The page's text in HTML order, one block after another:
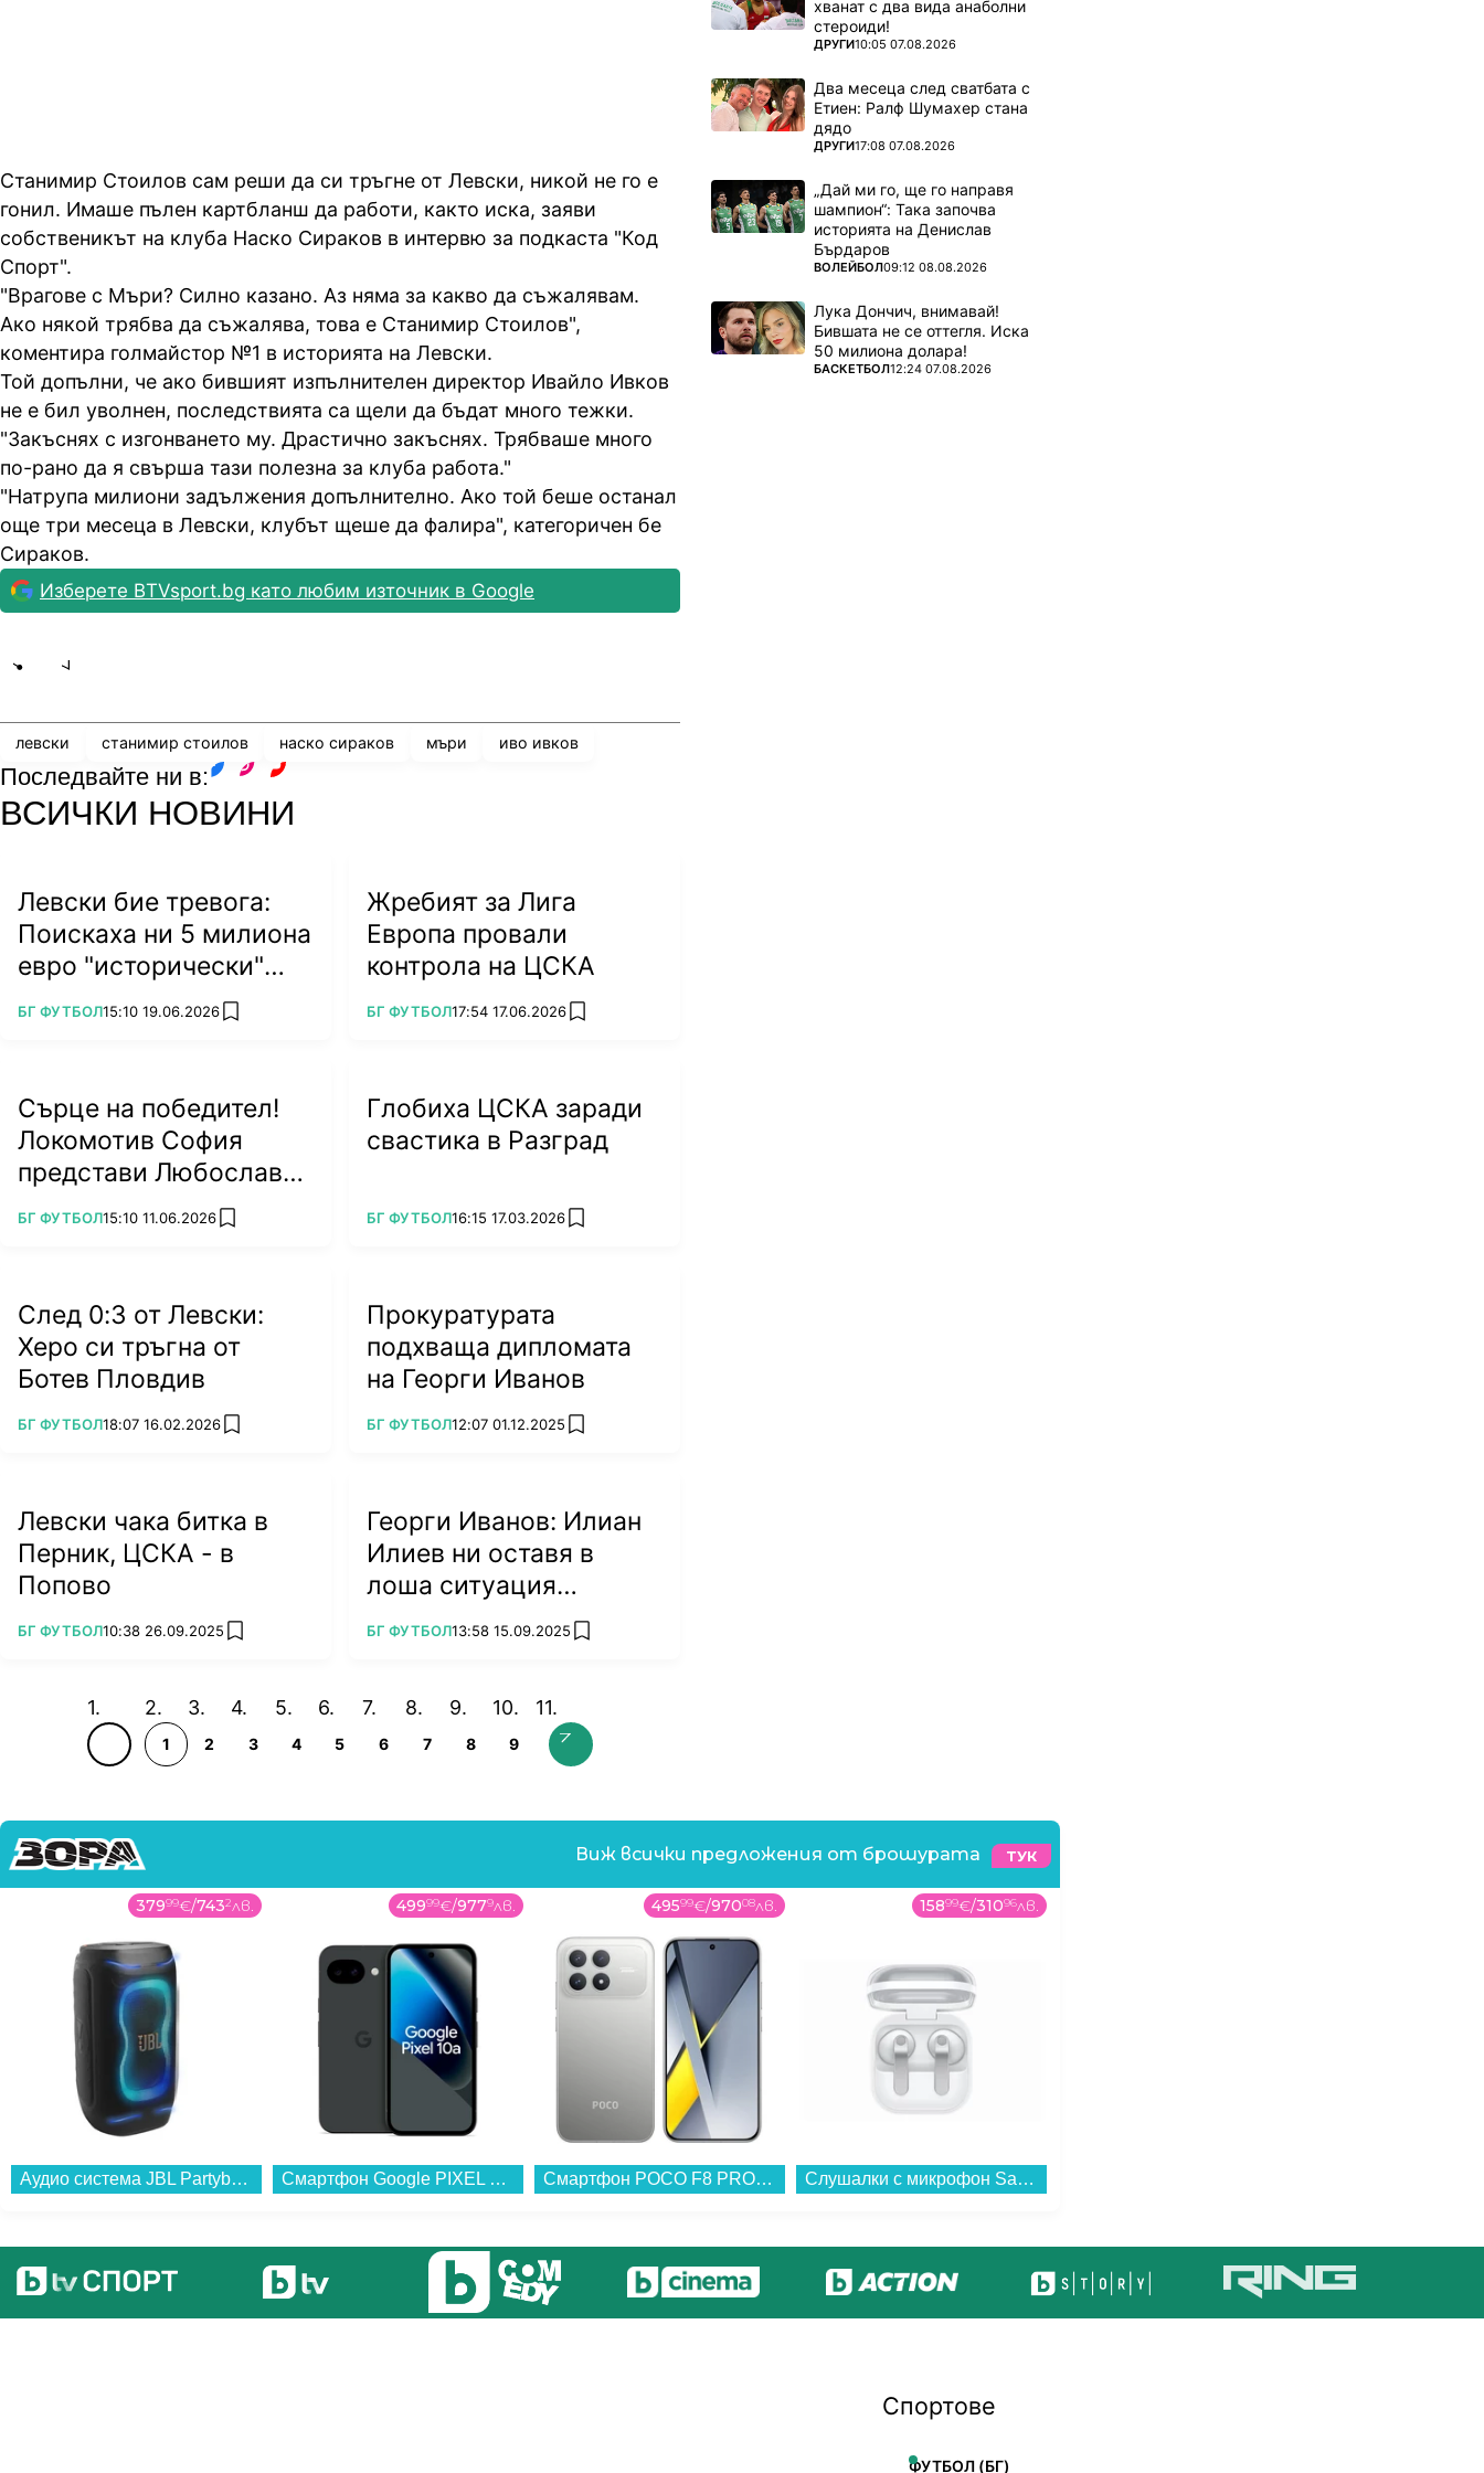
Станимир Стоилов сам реши да си тръгне от Левски, никой не го е
гонил. Имаше пълен картбланш да работи, както иска, заяви
собственикът на клуба Наско Сираков в интервю за подкаста "Код
Спорт".
"Врагове с Мъри? Силно казано. Аз няма за какво да съжалявам.
Ако някой трябва да съжалява, това е Станимир Стоилов",
коментира голмайстор №1 в историята на Левски.
Той допълни, че ако бившият изпълнителен директор Ивайло Ивков
не е бил уволнен, последствията са щели да бъдат много тежки.
"Закъснях с изгонването му. Драстично закъснях. Трябваше много
по-рано да я свърша тази полезна за клуба работа."
"Натрупа милиони задължения допълнително. Ако той беше останал
още три месеца в Левски, клубът щеше да фалира", категоричен бе
Сираков.
Изберете BTVsport.bg като любим източник в Google
левски станимир стоилов наско сираков мъри иво ивков
Последвайте ни в:
ВСИЧКИ НОВИНИ
Левски бие тревога:
Поискаха ни 5 милиона
евро "исторически"
дълг
ПОВЕЧЕ ОТ
БГ ФУТБОЛ15:10 19.06.2026 add favorites
Жребият за Лига
Европа провали
контрола на ЦСКА
ПОВЕЧЕ ОТ
БГ ФУТБОЛ17:54 17.06.2026 add favorites
Сърце на победител!
Локомотив София
представи Любослав
Пенев
ПОВЕЧЕ ОТ
БГ ФУТБОЛ15:10 11.06.2026 add favorites
Глобиха ЦСКА заради
свастика в Разград
ПОВЕЧЕ ОТ
БГ ФУТБОЛ16:15 17.03.2026 add favorites
След 0:3 от Левски:
Херо си тръгна от
Ботев Пловдив
ПОВЕЧЕ ОТ
БГ ФУТБОЛ18:07 16.02.2026 add favorites
Прокуратурата
подхваща дипломата
на Георги Иванов
ПОВЕЧЕ ОТ
БГ ФУТБОЛ12:07 01.12.2025 add favorites
Левски чака битка в
Перник, ЦСКА - в
Попово
ПОВЕЧЕ ОТ
БГ ФУТБОЛ10:38 26.09.2025 add favorites
Георги Иванов: Илиан
Илиев ни оставя в
лоша ситуация
(ВИДЕО)
ПОВЕЧЕ ОТ
БГ ФУТБОЛ13:58 15.09.2025 add favorites
1 2 3 4 5 6 7 8 9
хванат с два вида анаболни
стероиди!
ПОВЕЧЕ ОТ
ДРУГИ10:05 07.08.2026
Два месеца след сватбата с
Етиен: Ралф Шумахер стана
дядо
ПОВЕЧЕ ОТ
ДРУГИ17:08 07.08.2026
„Дай ми го, ще го направя
шампион“: Така започва
историята на Денислав
Бърдаров
ПОВЕЧЕ ОТ
ВОЛЕЙБОЛ09:12 08.08.2026
Лука Дончич, внимавай!
Бившата не се оттегля. Иска
50 милиона долара!
ПОВЕЧЕ ОТ
БАСКЕТБОЛ12:24 07.08.2026
Виж всички предложения от брошурата ТУК
37999€/7432лв.
Аудио система JBL Partybox 130 BLK...
49999€/9779лв.
Смартфон Google PIXEL 10a 128/8 OBSIDIAN , 128 GB, 8 GB...
49599€/97008лв.
Смартфон POCO F8 PRO 256/12 TITANIUM SILVER , 12 GB, 256 GB...
15899€/31096лв.
Слушалки с микрофон Samsung GALAXY BUDS 4 WHITE SM-R540NZWA , Bluetooth , IN-EAR (ТАПИ)...
Спортове
ФУТБОЛ (БГ)